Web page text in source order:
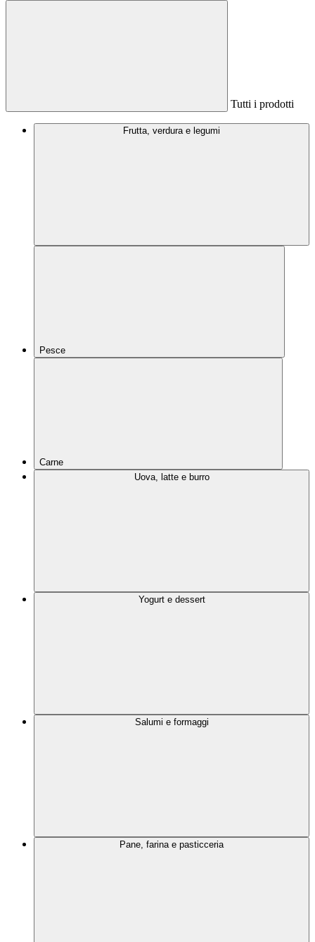
Tutti i prodotti
Frutta, verdura e legumi
Pesce
Carne
Uova, latte e burro
Yogurt e dessert
Salumi e formaggi
Pane, farina e pasticceria